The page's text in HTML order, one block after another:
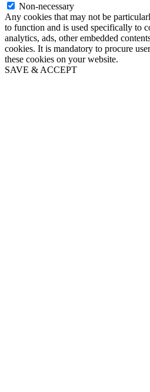
Non-necessary
Any cookies that may not be
to function and is used specifically to
analytics, ads, other embedded
cookies. It is mandatory to procure
these cookies on your website.
SAVE & ACCEPT